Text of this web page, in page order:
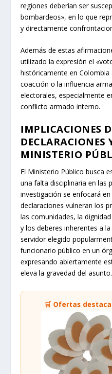
regiones deberían ser
bombardeos», en lo que
y directamente
Además de estas
utilizado la expresión el
históricamente en Colombia
coacción o la influencia
electorales, especialmente
conflicto armado interno.
IMPLICACIONES
DECLARACIONES
MINISTERIO
El Ministerio Público busca
una falta disciplinaria en las
investigación se enfocará
declaraciones vulneran los
las comunidades, la
y los deberes inherentes a
servidor elegido
funcionario público en un
expresando abiertamente
eleva la gravedad del asunto.
🛒 Ofertas